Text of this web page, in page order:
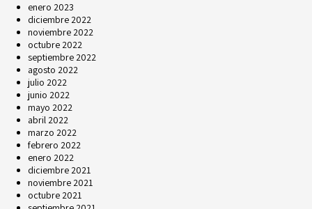
enero 2023
diciembre 2022
noviembre 2022
octubre 2022
septiembre 2022
agosto 2022
julio 2022
junio 2022
mayo 2022
abril 2022
marzo 2022
febrero 2022
enero 2022
diciembre 2021
noviembre 2021
octubre 2021